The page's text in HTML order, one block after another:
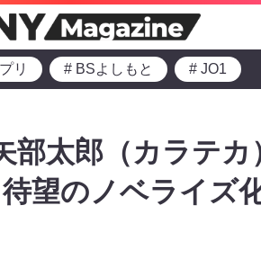
リ # BSよしもと # JO1
部太郎（カラテカ
望のノベライズ